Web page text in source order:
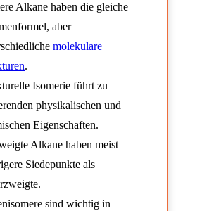
Alkane haben die gleiche
aber
molekulare
.
Isomerie führt zu
physikalischen und
Eigenschaften.
Alkane haben meist
Siedepunkte als
sind wichtig in